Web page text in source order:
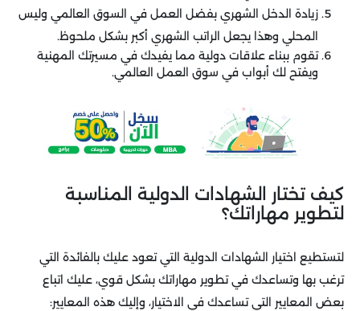
زيادة الدخل الشهري بفضل العمل في السوق العالمي وليس
المحلي وهذا يجعل الراتب الشهري أكبر بشكل ملحوظ.
تقوم ببناء علاقات دولية مما يفيدك في مسيرتك المهنية
ويفتح لك أبواب في سوق العمل العالمي.
كيف تختار الشهادات الدولية المناسبة
لتطوير مهاراتك؟
لتستطيع اختيار الشهادات الدولية التي تعود عليك بالفائدة التي
ترغب بها وتساعدك في تطوير مهاراتك بشكل قوي، عليك اتباع
بعض المعايير التي تساعدك في الاختيار، وإليك هذه المعايير: